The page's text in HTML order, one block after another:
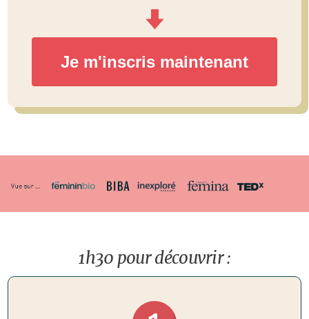
Je m'inscris maintenant
1h30 pour découvrir :